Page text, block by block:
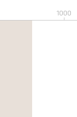
1000